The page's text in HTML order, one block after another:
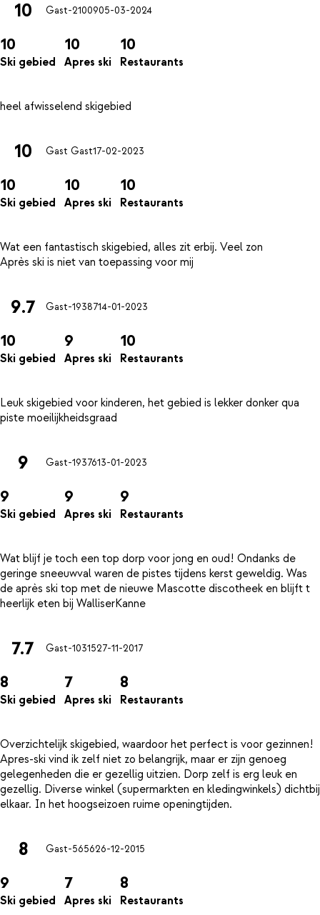
10 Gast-2100905-03-2024
10
Ski gebied
10
Apres ski
10
Restaurants
10 Gast Gast17-02-2023
10
Ski gebied
10
Apres ski
10
Restaurants
Wat een fantastisch skigebied, alles zit erbij. Veel zon
9.7 Gast-1938714-01-2023
10
Ski gebied
9
Apres ski
10
Restaurants
Leuk skigebied voor kinderen, het gebied is lekker donker qua
9 Gast-1937613-01-2023
9
Ski gebied
9
Apres ski
9
Restaurants
Wat blijf je toch een top dorp voor jong en oud! Ondanks de
geringe sneeuwval waren de pistes tijdens kerst geweldig. Was
de après ski top met de nieuwe Mascotte discotheek en blijft t
7.7 Gast-1031527-11-2017
8
Ski gebied
7
Apres ski
8
Restaurants
Overzichtelijk skigebied, waardoor het perfect is voor gezinnen!
Apres-ski vind ik zelf niet zo belangrijk, maar er zijn genoeg
gelegenheden die er gezellig uitzien. Dorp zelf is erg leuk en
gezellig. Diverse winkel (supermarkten en kledingwinkels) dichtbij
8 Gast-565626-12-2015
9
Ski gebied
7
Apres ski
8
Restaurants